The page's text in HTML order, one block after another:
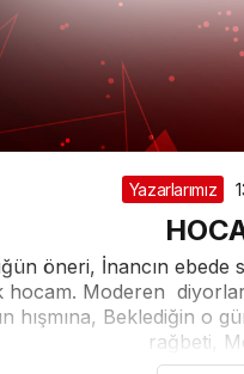
Yazarlarımız
öneri, İnancın
Moderen diyorlar
hışmına, Beklediğin o
rağbeti,